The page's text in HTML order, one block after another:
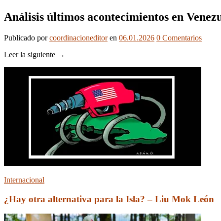
Análisis últimos acontecimientos en
Publicado porcoordinacioneditor en 06.01.2026 0 Comentarios
Leer la siguiente →
Internacional
¿Hay otra alternativa para la Isla? – Liu Mok León